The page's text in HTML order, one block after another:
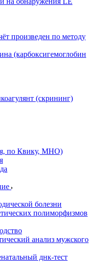
произведен по методу
(карбоксигемоглобин
(скрининг)
по Квику, МНО)
болезни
полиморфизмов
анализ мужского
днк-тест